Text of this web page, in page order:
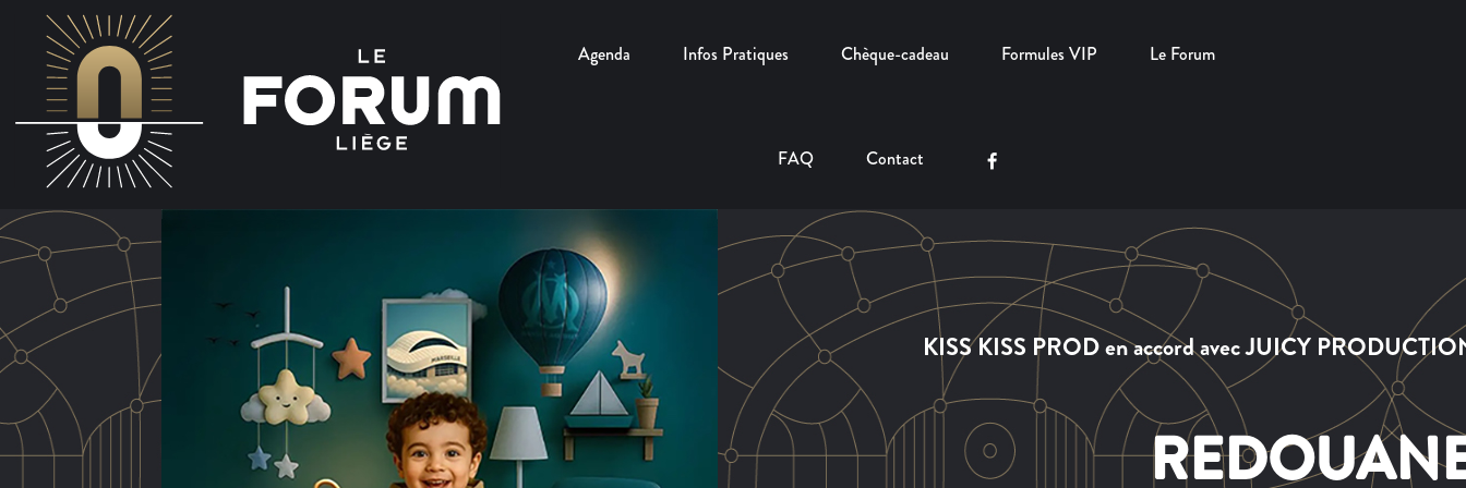
Agenda Infos Pratiques Chèque-cadeau Formules VIP Le Forum
FAQ Contact
GRAND OPERA
2000 VOICES